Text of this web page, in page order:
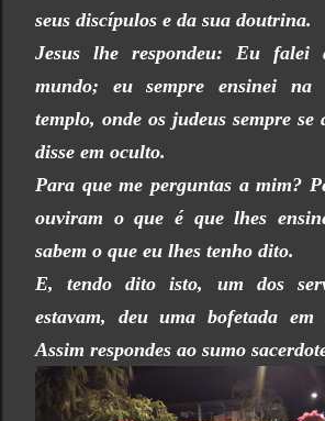
seus discípulos e da sua doutrina.
Jesus lhe respondeu: Eu falei
mundo; eu sempre ensinei na
templo, onde os judeus sempre
disse em oculto.
Para que me perguntas a mim?
ouviram o que é que lhes
sabem o que eu lhes tenho dito.
E, tendo dito isto, um dos
estavam, deu uma bofetada em
Assim respondes ao sumo